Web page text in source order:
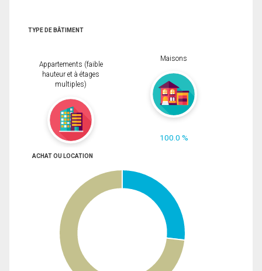
TYPE DE BÂTIMENT
Appartements (faible
hauteur et à étages
multiples)
Maisons
100.0 %
ACHAT OU LOCATION